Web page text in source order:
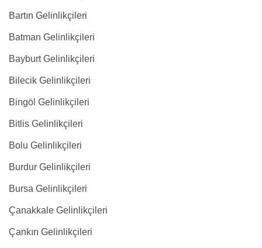
Bartın Gelinlikçileri
Batman Gelinlikçileri
Bayburt Gelinlikçileri
Bilecik Gelinlikçileri
Bingöl Gelinlikçileri
Bitlis Gelinlikçileri
Bolu Gelinlikçileri
Burdur Gelinlikçileri
Bursa Gelinlikçileri
Çanakkale Gelinlikçileri
Çankırı Gelinlikçileri